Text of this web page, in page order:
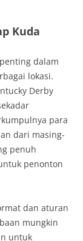
Kuda
dalam
lokasi.
Derby
para
dari masing-
penuh
penonton
dan aturan
mungkin
untuk